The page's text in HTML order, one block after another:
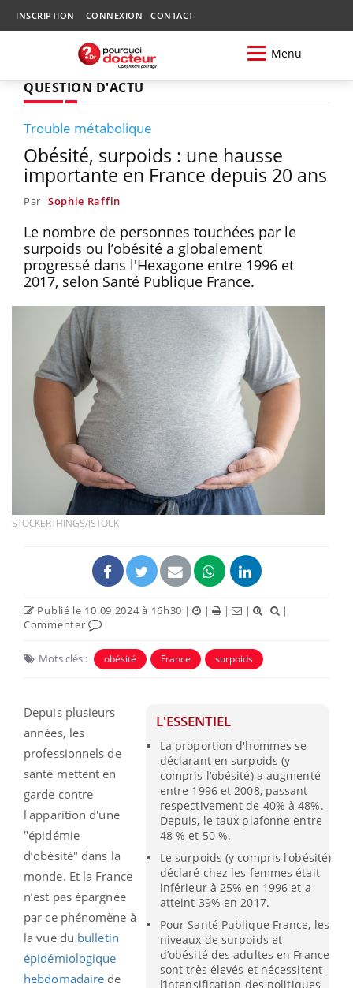
INSCRIPTION CONNEXION CONTACT
Menu
QUESTION D'ACTU
Trouble métabolique
Obésité, surpoids : une hausse
importante en France depuis 20 ans
Par Sophie Raffin
Le nombre de personnes touchées par le
surpoids ou l’obésité a globalement
progressé dans l'Hexagone entre 1996 et
2017, selon Santé Publique France.
STOCKERTHINGS/ISTOCK
Publié le 10.09.2024 à 16h30 | | | |
|
Commenter
Mots clés : obésité France surpoids
L'ESSENTIEL
La proportion d'hommes se
déclarant en surpoids (y
compris l’obésité) a augmenté
entre 1996 et 2008, passant
respectivement de 40% à 48%.
Depuis, le taux plafonne entre
48 % et 50 %.
Le surpoids (y compris l’obésité)
déclaré chez les femmes était
inférieur à 25% en 1996 et a
atteint 39% en 2017.
Pour Santé Publique France, les
niveaux de surpoids et
d’obésité des adultes en France
sont très élevés et nécessitent
l’intensification des politiques
Depuis plusieurs
années, les
professionnels de
santé mettent en
garde contre
l'apparition d'une
"épidémie
d’obésité" dans la
monde. Et la France
n’est pas épargnée
par ce phénomène à
la vue du bulletin
épidémiologique
hebdomadaire de